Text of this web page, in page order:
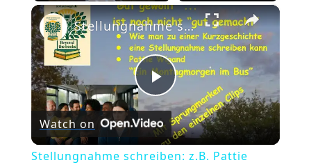
Play Unmute Fullscreen ×
Play
Video
Stellungnahme schreiben: z.B. Pattie Wigand, Montagmorgen ... - "Gut gewollt" - auch "gut gemacht"?
Watch on
Stellungnahme schreiben: z.B. Pattie